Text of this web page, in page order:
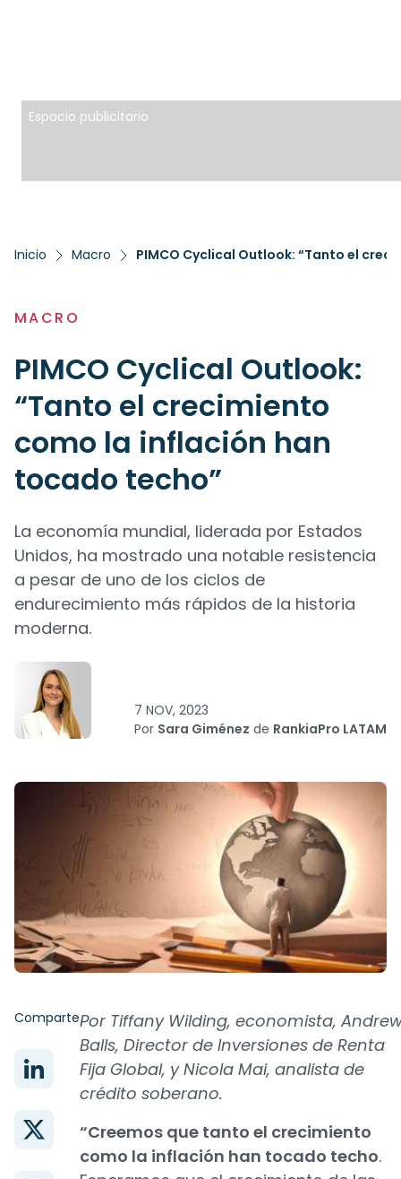
Espacio publicitario
Inicio Macro PIMCO Cyclical Outlook: “Tanto el
MACRO
PIMCO Cyclical Outlook:
“Tanto el crecimiento
como la inflación han
tocado techo”
La economía mundial, liderada por Estados
Unidos, ha mostrado una notable resistencia
a pesar de uno de los ciclos de
endurecimiento más rápidos de la historia
moderna.
7 NOV, 2023
Por Sara Giménez de RankiaPro LATAM
CompartePor Tiffany Wilding, economista,
Balls, Director de Inversiones de Renta
Fija Global, y Nicola Mai, analista de
crédito soberano.
“Creemos que tanto el crecimiento
como la inflación han tocado techo.